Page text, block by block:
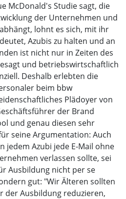
McDonald's Studie sagt, die
der Unternehmen und
lohnt es sich, mit ihr
Azubis zu halten und an
ist nicht nur in Zeiten des
und betriebswirtschaftlich
Deshalb erlebten die
beim bbw
Plädoyer von
der Brand
und genau diesen sehr
seine Argumentation: Auch
jedem Azubi jede E-Mail ohne
verlassen sollte, sei
Ausbildung nicht per se
gut: "Wir Älteren sollten
der Ausbildung reduzieren,